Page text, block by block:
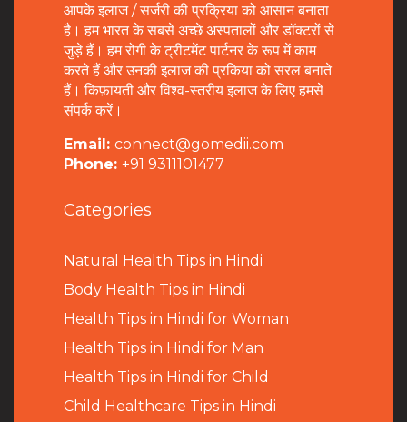
आपके इलाज / सर्जरी की प्रक्रिया को आसान बनाता
है। हम भारत के सबसे अच्छे अस्पतालों और डॉक्टरों से
जुड़े हैं। हम रोगी के ट्रीटमेंट पार्टनर के रूप में काम
करते हैं और उनकी इलाज की प्रकिया को सरल बनाते
हैं। किफ़ायती और विश्व-स्तरीय इलाज के लिए हमसे
संपर्क करें।
Email: connect@gomedii.com
Phone: +91 9311101477
Categories
Natural Health Tips in Hindi
Body Health Tips in Hindi
Health Tips in Hindi for Woman
Health Tips in Hindi for Man
Health Tips in Hindi for Child
Child Healthcare Tips in Hindi